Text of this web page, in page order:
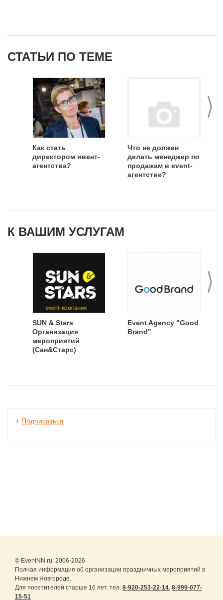
СТАТЬИ ПО ТЕМЕ
>
Как стать
директором ивент-
агентства?
Что не должен
делать менеджер по
продажам в event-
агентстве?
К ВАШИМ УСЛУГАМ
>
SUN & Stars
Организация
мероприятий
(Сан&Старс)
Event Agency "Good
Brand"
+ Подписаться
© EventNN.ru, 2006-2026
Полная информация об организации праздничных мероприятий в
Нижнем Новгороде.
Для посетителей старше 16 лет. тел. 8-920-253-22-14, 8-999-077-
15-51